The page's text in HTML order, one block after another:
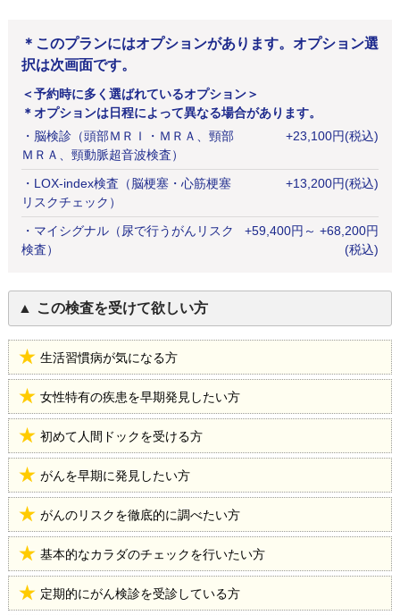
＊このプランにはオプションがあります。オプション選
択は次画面です。
＜予約時に多く選ばれているオプション＞
＊オプションは日程によって異なる場合があります。
・ 脳検診（頭部ＭＲＩ・ＭＲＡ、頸部
ＭＲＡ、頸動脈超音波検査）
+23,100円(税込)
・ LOX-index検査（脳梗塞・心筋梗塞
リスクチェック）
+13,200円(税込)
・ マイシグナル（尿で行うがんリスク
検査）
+59,400円 ～ +68,200円
(税込)
この検査を受けて欲しい方
生活習慣病が気になる方
女性特有の疾患を早期発見したい方
初めて人間ドックを受ける方
がんを早期に発見したい方
がんのリスクを徹底的に調べたい方
基本的なカラダのチェックを行いたい方
定期的にがん検診を受診している方